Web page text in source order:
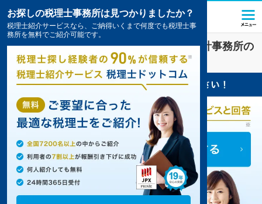
沼津で税金・お金対策を扱う税理士・会計事務所の
一覧5件掲載中
お探しの税理士事務所は見つかりましたか？
税理士紹介サービスなら、ご納得いくまで何度でも税理士事
務所を無料でご紹介可能です。